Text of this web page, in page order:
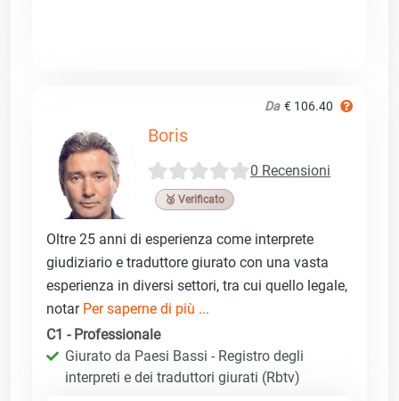
Da € 106.40
Boris
0 Recensioni
🥉 Verificato
Oltre 25 anni di esperienza come interprete
giudiziario e traduttore giurato con una vasta
esperienza in diversi settori, tra cui quello legale,
notar Per saperne di più ...
C1 - Professionale
Giurato da Paesi Bassi - Registro degli
interpreti e dei traduttori giurati (Rbtv)